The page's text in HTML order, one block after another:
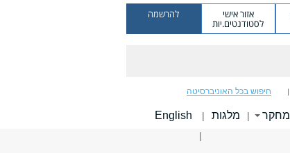
אזור אישי
לסטודנטים.יות
להרשמה
חיפוש בכל האוניברסיטה
מחקר | מלגות
|
|
English